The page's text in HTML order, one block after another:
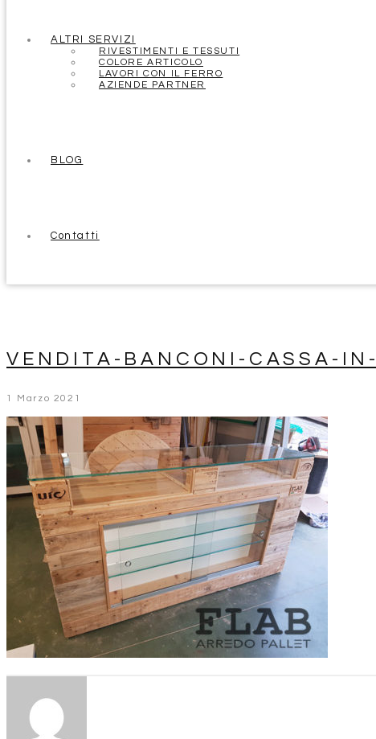
ALTRI SERVIZI
RIVESTIMENTI E TESSUTI
COLORE ARTICOLO
LAVORI CON IL FERRO
AZIENDE PARTNER
BLOG
Contatti
VENDITA-BANCONI-CASSA-
1 Marzo 2021